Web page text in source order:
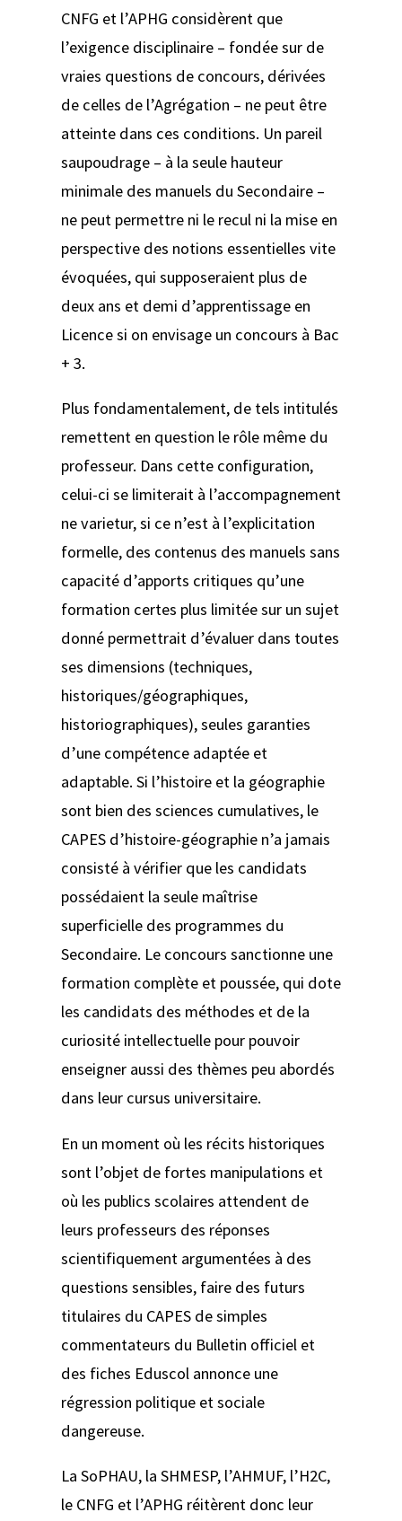
CNFG et l’APHG considèrent que
l’exigence disciplinaire – fondée sur de
vraies questions de concours, dérivées
de celles de l’Agrégation – ne peut être
atteinte dans ces conditions. Un pareil
saupoudrage – à la seule hauteur
minimale des manuels du Secondaire –
ne peut permettre ni le recul ni la mise en
perspective des notions essentielles vite
évoquées, qui supposeraient plus de
deux ans et demi d’apprentissage en
Licence si on envisage un concours à Bac
+ 3.
Plus fondamentalement, de tels intitulés
remettent en question le rôle même du
professeur. Dans cette configuration,
celui-ci se limiterait à l’accompagnement
ne varietur,si ce n’est à l’explicitation
formelle, des contenus des manuels sans
capacité d’apports critiques qu’une
formation certes plus limitée sur un sujet
donné permettrait d’évaluer dans toutes
ses dimensions (techniques,
historiques/géographiques,
historiographiques), seules garanties
d’une compétence adaptée et
adaptable. Si l’histoire et la géographie
sont bien des sciences cumulatives, le
CAPES d’histoire-géographie n’a jamais
consisté à vérifier que les candidats
possédaient la seule maîtrise
superficielle des programmes du
Secondaire. Le concours sanctionne une
formation complète et poussée, qui dote
les candidats des méthodes et de la
curiosité intellectuelle pour pouvoir
enseigner aussi des thèmes peu abordés
dans leur cursus universitaire.
En un moment où les récits historiques
sont l’objet de fortes manipulations et
où les publics scolaires attendent de
leurs professeurs des réponses
scientifiquement argumentées à des
questions sensibles, faire des futurs
titulaires du CAPES de simples
commentateurs du Bulletin officiel et
des fiches Eduscol annonce une
régression politique et sociale
dangereuse.
La SoPHAU, la SHMESP, l’AHMUF, l’H2C,
le CNFG et l’APHG réitèrent donc leur